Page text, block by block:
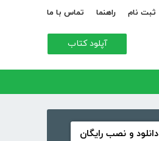
ثبت نام راهنما تماس با ما
آپلود کتاب
دانلود و نصب رایگان